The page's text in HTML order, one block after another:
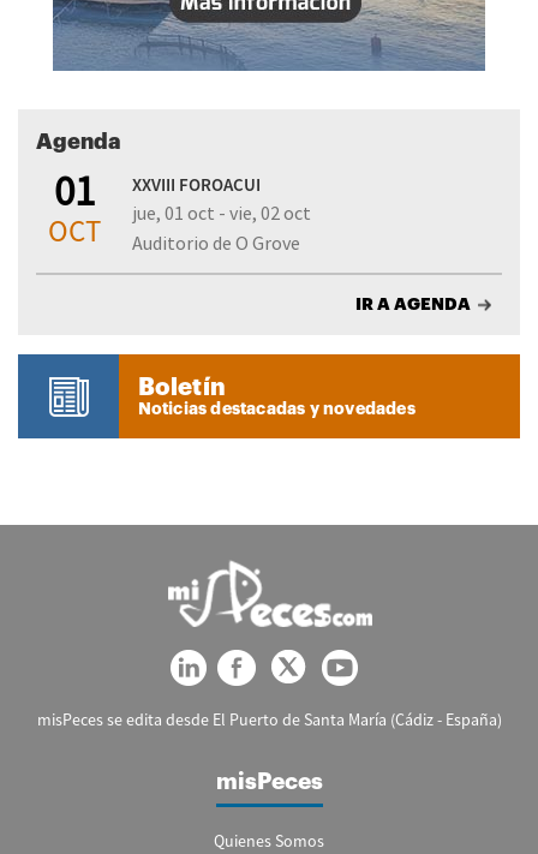
Agenda
01
OCT
XXVIII FOROACUI
jue, 01 oct - vie, 02 oct
Auditorio de O Grove
IR A AGENDA
Boletín
Noticias destacadas y novedades
misPeces se edita desde El Puerto de Santa María (Cádiz - España)
misPeces
Quienes Somos